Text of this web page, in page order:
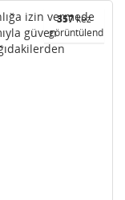
357kez
görüntülendi
izin vermede
güven